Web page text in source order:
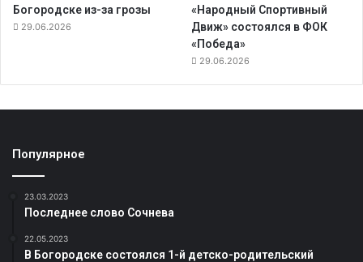
Богородске из-за грозы
29.06.2026
«Народный Спортивный
Движ» состоялся в ФОК
«Победа»
29.06.2026
Популярное
23.03.2023
Последнее слово Сочнева
22.05.2023
В Богородске состоялся 1-й детско-родительский